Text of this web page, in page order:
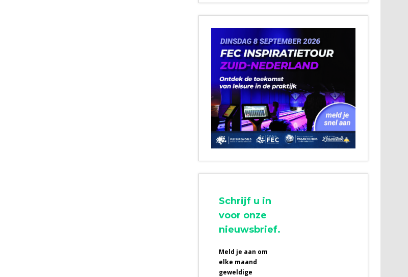
Schrijf u in
voor onze
nieuwsbrief.
Meld je aan om
elke maand
geweldige